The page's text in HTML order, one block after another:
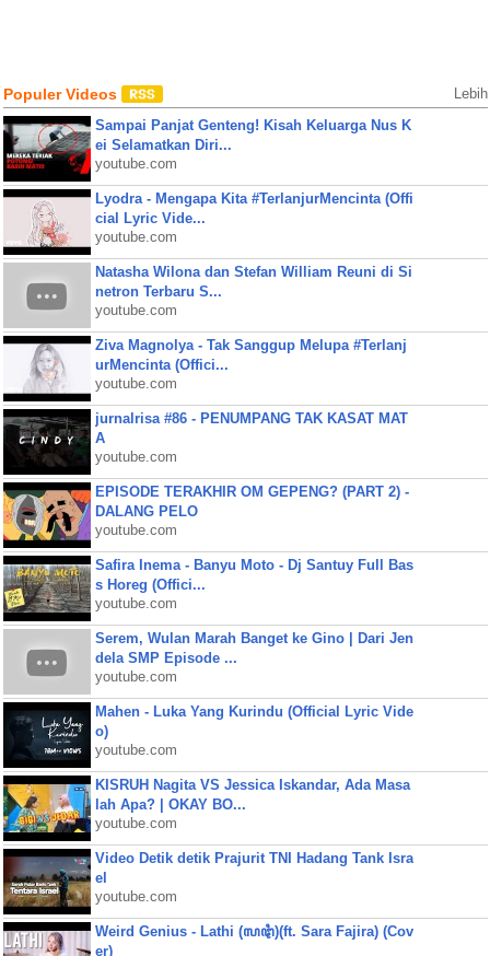
Populer Videos Lebih
Sampai Panjat Genteng! Kisah Keluarga Nus K
ei Selamatkan Diri...
youtube.com
Lyodra - Mengapa Kita #TerlanjurMencinta (Offi
cial Lyric Vide...
youtube.com
Natasha Wilona dan Stefan William Reuni di Si
netron Terbaru S...
youtube.com
Ziva Magnolya - Tak Sanggup Melupa #Terlanj
urMencinta (Offici...
youtube.com
jurnalrisa #86 - PENUMPANG TAK KASAT MAT
A
youtube.com
EPISODE TERAKHIR OM GEPENG? (PART 2) -
DALANG PELO
youtube.com
Safira Inema - Banyu Moto - Dj Santuy Full Bas
s Horeg (Offici...
youtube.com
Serem, Wulan Marah Banget ke Gino | Dari Jen
dela SMP Episode ...
youtube.com
Mahen - Luka Yang Kurindu (Official Lyric Vide
o)
youtube.com
KISRUH Nagita VS Jessica Iskandar, Ada Masa
lah Apa? | OKAY BO...
youtube.com
Video Detik detik Prajurit TNI Hadang Tank Isra
el
youtube.com
Weird Genius - Lathi (ꦭꦛꦶ)(ft. Sara Fajira) (Cov
er)